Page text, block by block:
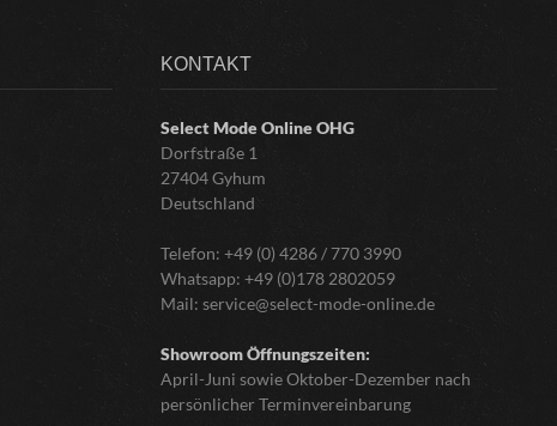
KONTAKT
Select Mode OnlineOHG
Dorfstraße 1
27404 Gyhum
Deutschland
Telefon: +49 (0) 4286 / 770 3990
Whatsapp: +49 (0)178 2802059
Mail: service@select-mode-online.de
Showroom Öffnungszeiten:
April-Juni sowie Oktober-Dezember nach
persönlicher Terminvereinbarung